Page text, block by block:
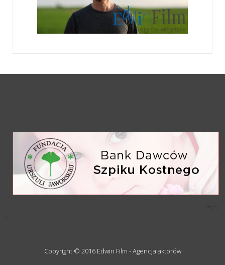
Copyright © 2016 Edwin Film - Agencja aktorów